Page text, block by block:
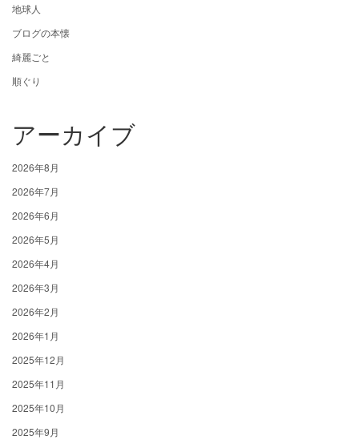
地球人
ブログの本懐
綺麗ごと
順ぐり
アーカイブ
2026年8月
2026年7月
2026年6月
2026年5月
2026年4月
2026年3月
2026年2月
2026年1月
2025年12月
2025年11月
2025年10月
2025年9月